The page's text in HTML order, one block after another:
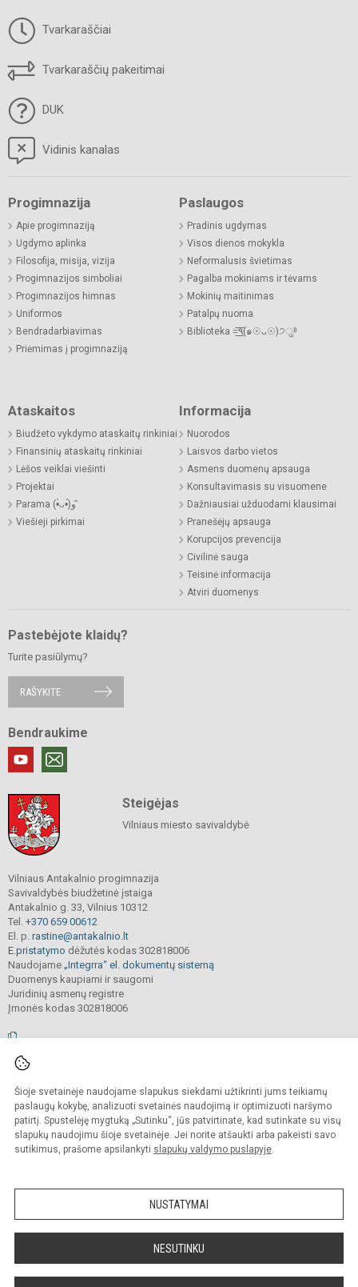
Šioje svetainėje naudojame slapukus siekdami užtikrinti jums teikiamų
paslaugų kokybę, analizuoti svetainės naudojimą ir optimizuoti naršymo
patirtį. Spustelėję mygtuką „Sutinku“, jūs patvirtinate, kad sutinkate su visų
slapukų naudojimu šioje svetainėje. Jei norite atšaukti arba pakeisti savo
sutikimus, prašome apsilankyti slapukų valdymo puslapyje.
NUSTATYMAI
NESUTINKU
Tvarkaraščiai
Tvarkaraščių pakeitimai
DUK
Vidinis kanalas
Progimnazija
Apie progimnaziją
Ugdymo aplinka
Filosofija, misija, vizija
Progimnazijos simboliai
Progimnazijos himnas
Uniformos
Bendradarbiavimas
Priėmimas į progimnaziją
Paslaugos
Pradinis ugdymas
Visos dienos mokykla
Neformalusis švietimas
Pagalba mokiniams ir tėvams
Mokinių maitinimas
Patalpų nuoma
Biblioteka =͟͟͞͞٩(๑☉ᴗ☉)੭ु⁾⁾
Ataskaitos
Biudžeto vykdymo ataskaitų rinkiniai
Finansinių ataskaitų rinkiniai
Lėšos veiklai viešinti
Projektai
Parama (•̀ᴗ•́)و ̑̑
Viešieji pirkimai
Informacija
Nuorodos
Laisvos darbo vietos
Asmens duomenų apsauga
Konsultavimasis su visuomene
Dažniausiai užduodami klausimai
Pranešėjų apsauga
Korupcijos prevencija
Civilinė sauga
Teisinė informacija
Atviri duomenys
Pastebėjote klaidų?
Turite pasiūlymų?
RAŠYKITE
Bendraukime
Steigėjas
Vilniaus miesto savivaldybė
Vilniaus Antakalnio progimnazija
Savivaldybės biudžetinė įstaiga
Antakalnio g. 33, Vilnius 10312
Tel. +370 659 00612
El. p. rastine@antakalnio.lt
E.pristatymo dėžutės kodas 302818006
Naudojame „Integrra“ el. dokumentų sistemą
Duomenys kaupiami ir saugomi
Juridinių asmenų registre
Įmonės kodas 302818006
Kopijuoti, cituoti ar kitaip atvaizduoti internetinės svetainės turinį be raštiško
mokyklos vadovų sutikimo yra draudžiama.
Prieinamumo paraiška Slapukų valdymas
Sumanus būdas atnaujinti